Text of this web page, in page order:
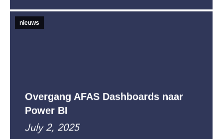
nieuws
Overgang AFAS Dashboards naar
Power BI
July 2, 2025